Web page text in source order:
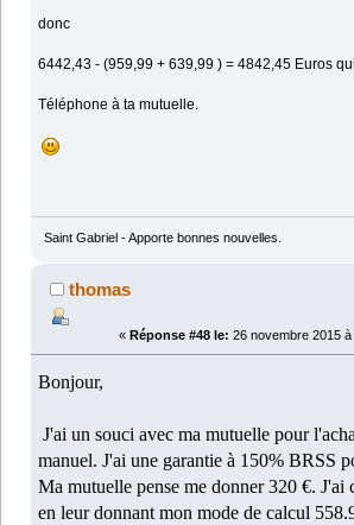
donc
6442,43 - (959,99 + 639,99 ) = 4842,45 Euros
Téléphone à ta mutuelle.
Saint Gabriel - Apporte bonnes nouvelles.
thomas
« Réponse #48 le: 26 novembre 2015
Bonjour,
J'ai un souci avec ma mutuelle pour
manuel. J'ai une garantie à 150% BRSS
Ma mutuelle pense me donner 320 €. J'ai
en leur donnant mon mode de calcul